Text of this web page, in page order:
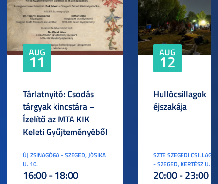
AUG
11
Tárlatnyitó: Csodás
tárgyak kincstára –
Ízelítő az MTA KIK
Keleti Gyűjteményéből
ÚJ ZSINAGÓGA - SZEGED, JÓSIKA
U. 10.
16:00 - 18:00
AUG
12
Hullócsillagok
éjszakája
SZTE SZEGEDI
- SZEGED, KERTÉSZ U. 3.
20:00 - 23:00